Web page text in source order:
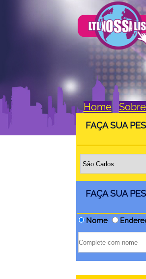
Home
FAÇA SUA
FAÇA SUA
Nome